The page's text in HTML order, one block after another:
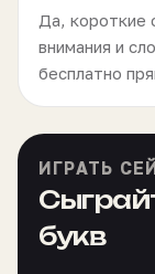
Да, короткие
внимания и
бесплатно
ИГРАТЬ
букв